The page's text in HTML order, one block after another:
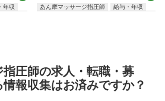
年収 あん摩マッサージ指圧師 給与・年収
圧師の求人・転職・募
報収集はお済みですか？